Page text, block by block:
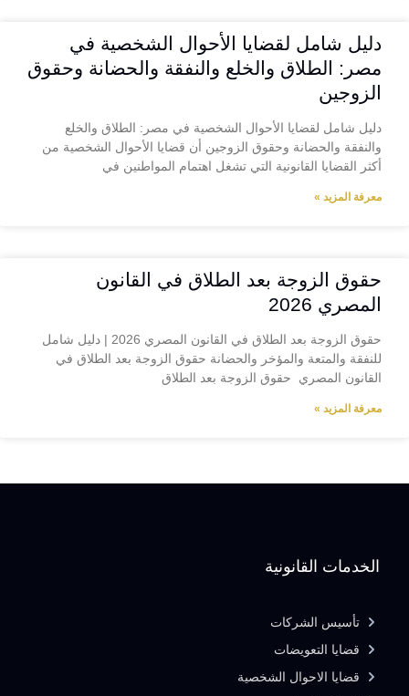
دليل شامل لقضايا الأحوال الشخصية في
مصر: الطلاق والخلع والنفقة والحضانة وحقوق
الزوجين
دليل شامل لقضايا الأحوال الشخصية في مصر: الطلاق والخلع
والنفقة والحضانة وحقوق الزوجين أن قضايا الأحوال الشخصية من
أكثر القضايا القانونية التي تشغل اهتمام المواطنين في
معرفة المزيد »
حقوق الزوجة بعد الطلاق في القانون
المصري 2026
حقوق الزوجة بعد الطلاق في القانون المصري 2026 | دليل شامل
للنفقة والمتعة والمؤخر والحضانة حقوق الزوجة بعد الطلاق في
القانون المصري حقوق الزوجة بعد الطلاق
معرفة المزيد »
الخدمات القانونية
تأسيس الشركات
قضايا التعويضات
قضايا الاحوال الشخصية